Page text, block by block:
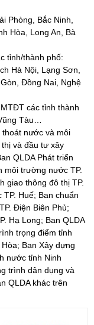
Phòng, Bắc Ninh,
Hòa, Long An, Bà
tỉnh/thành phố:
Hà Nội, Lạng Sơn,
Đồng Nai, Nghệ
các tỉnh thành
Tàu…
nước và môi
và đầu tư xây
QLDA Phát triển
môi trường nước TP.
giao thông đô thị TP.
Huế; Ban chuẩn
Điện Biên Phủ;
Hạ Long; Ban QLDA
trọng điểm tỉnh
Ban Xây dựng
nước tỉnh Ninh
trình dân dụng và
QLDA khác trên